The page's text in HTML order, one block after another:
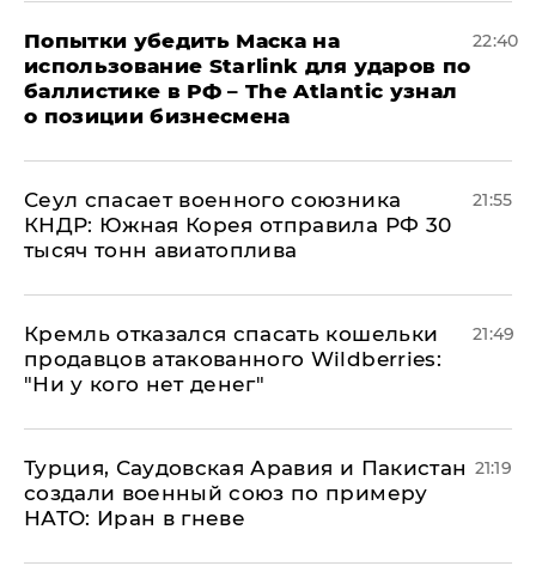
Попытки убедить Маска на
использование Starlink для ударов по
баллистике в РФ – The Atlantic узнал
о позиции бизнесмена
22:40
​Сеул спасает военного союзника
КНДР: Южная Корея отправила РФ 30
тысяч тонн авиатоплива
21:55
Кремль отказался спасать кошельки
продавцов атакованного Wildberries:
"Ни у кого нет денег"
21:49
Турция, Саудовская Аравия и Пакистан
создали военный союз по примеру
НАТО: Иран в гневе
21:19